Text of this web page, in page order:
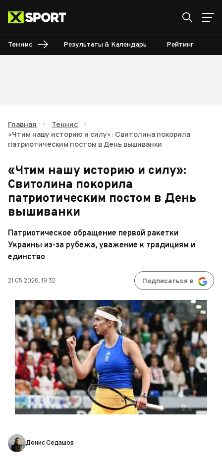
Теннис Результаты & Календарь Рейтинг
Главная • Теннис
•
«Чтим нашу историю и силу»: Свитолина покорила
патриотическим постом в День вышиванки
«Чтим нашу историю и силу»:
Свитолина покорила
патриотическим постом в День
вышиванки
Патриотическое обращение первой ракетки
Украины из-за рубежа, уважение к традициям и
единство
21.05.2026, 19:32 Подписаться в
Денис Седашов